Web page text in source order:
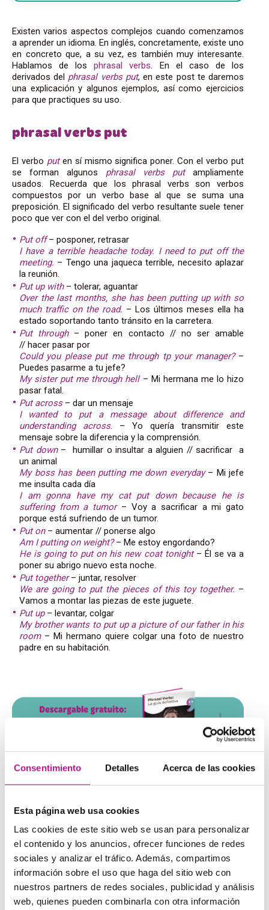
Consentimiento Detalles Acerca de las cookies
Esta página web usa cookies
Las cookies de este sitio web se usan para personalizar
el contenido y los anuncios, ofrecer funciones de redes
sociales y analizar el tráfico. Además, compartimos
información sobre el uso que haga del sitio web con
nuestros partners de redes sociales, publicidad y análisis
web, quienes pueden combinarla con otra información
Existen varios aspectos complejos cuando comenzamos
a aprender un idioma. En inglés, concretamente, existe uno
en concreto que, a su vez, es también muy interesante.
Hablamos de losphrasal verbs . En el caso de los
derivados del phrasalverbs put, en este post te daremos
una explicación y algunos ejemplos, así como ejercicios
para que practiques su uso.
phrasal verbs put
El verbo puten sí mismo significa poner. Con el verbo put
se forman algunos phrasal verbs putampliamente
usados. Recuerda que los phrasal verbs son verbos
compuestos por un verbo base al que se suma una
preposición. El significado del verbo resultante suele tener
poco que ver con el del verbo original.
Put off– posponer, retrasar
I have a terrible headache today. I need to put off the
meeting. – Tengo una jaqueca terrible, necesito aplazar
la reunión.
Put up with– tolerar, aguantar
Over the last months, she has been putting up with so
much traffic on the road. – Los últimos meses ella ha
estado soportando tanto tránsito en la carretera.
Put through – poner en contacto // no ser amable
// hacer pasar por
Could you please put me through tp your manager?–
Puedes pasarme a tu jefe?
My sister put me through hell – Mi hermana me lo hizo
pasar fatal.
Put across – dar un mensaje
I wanted to put a message about difference and
understanding across. – Yo quería transmitir este
mensaje sobre la diferencia y la comprensión.
Put down– humillar o insultar a alguien // sacrificar a
un animal
My boss has been putting me down everyday– Mi jefe
me insulta cada día
I am gonna have my cat put down because he is
suffering from a tumor– Voy a sacrificar a mi gato
porque está sufriendo de un tumor.
Put on– aumentar // ponerse algo
Am I putting on weight?– Me estoy engordando?
He is going to put on his new coat tonight – Él se va a
poner su abrigo nuevo esta noche.
Put together– juntar, resolver
We are going to put the pieces of this toy together. –
Vamos a montar las piezas de este juguete.
Put up – levantar, colgar
My brother wants to put up a picture of our father in his
room – Mi hermano quiere colgar una foto de nuestro
padre en su habitación.
Ejercicios
Escoge la preposición adecuada para formar un phrasal
verbs put en cada caso atendiendo a la traducción que te
ofrecemos
1.- Can you put her __ for a weekend in your house?
a) up b) down) c) together